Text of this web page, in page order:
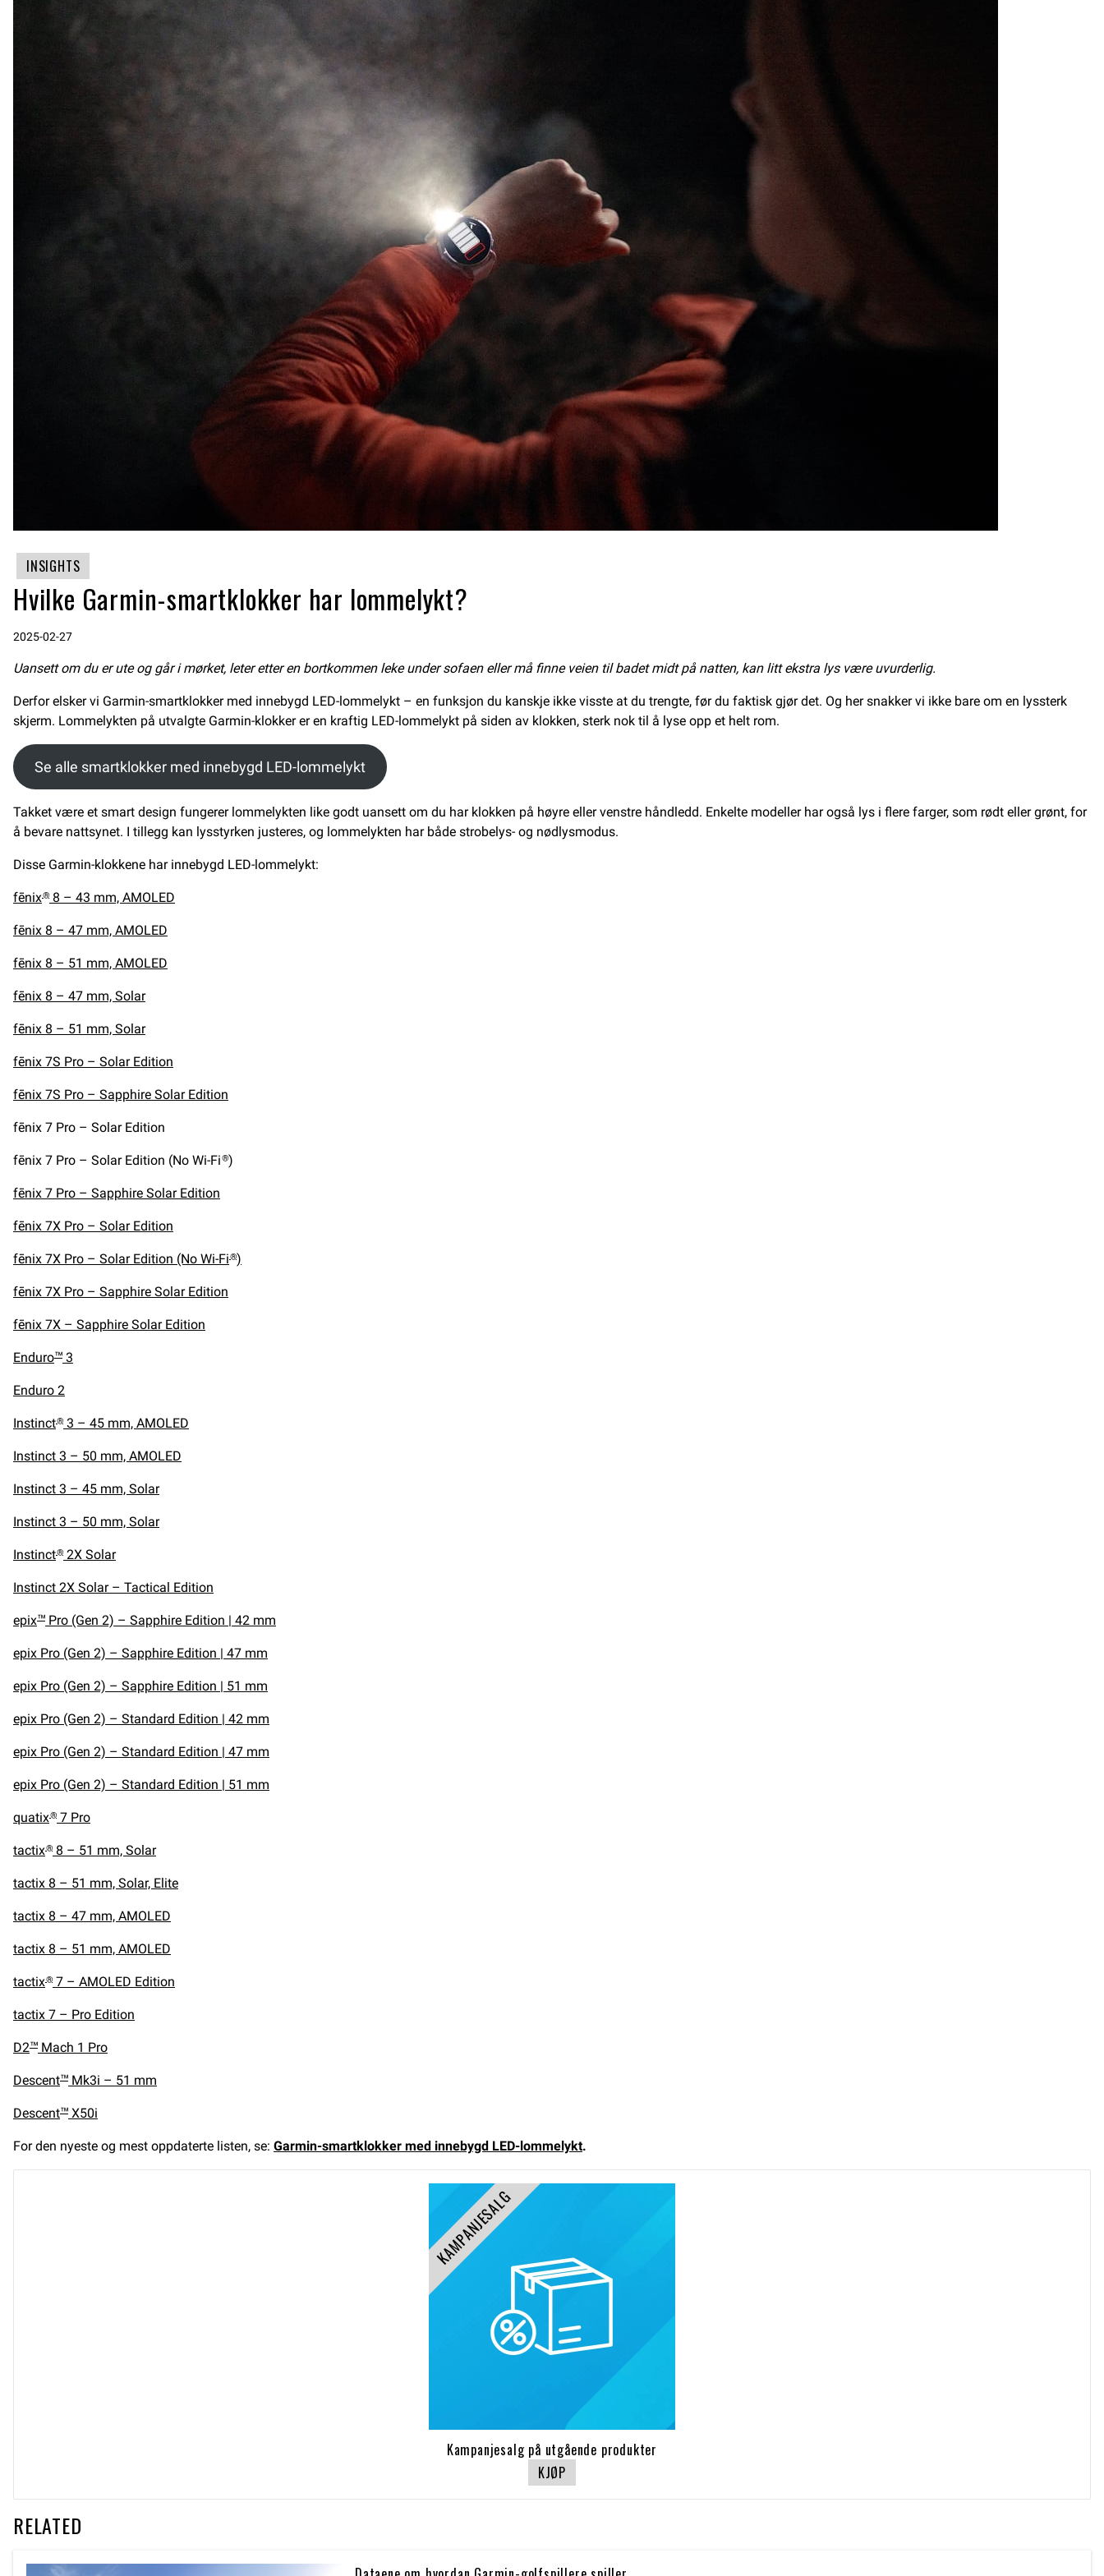
INSIGHTS
Hvilke Garmin-smartklokker har lommelykt?
2025-02-27
Uansett om du er ute og går i mørket, leter etter en bortkommen leke under sofaen eller må finne veien til badet midt på natten, kan litt ekstra lys være uvurderlig.
Derfor elsker vi Garmin-smartklokker med innebygd LED-lommelykt – en funksjon du kanskje ikke visste at du trengte, før du faktisk gjør det. Og her snakker vi ikke bare om en lyssterk
skjerm. Lommelykten på utvalgte Garmin-klokker er en kraftig LED-lommelykt på siden av klokken, sterk nok til å lyse opp et helt rom.
Se alle smartklokker med innebygd LED-lommelykt
Takket være et smart design fungerer lommelykten like godt uansett om du har klokken på høyre eller venstre håndledd. Enkelte modeller har også lys i flere farger, som rødt eller grønt, for
å bevare nattsynet. I tillegg kan lysstyrken justeres, og lommelykten har både strobelys- og nødlysmodus.
Disse Garmin-klokkene har innebygd LED-lommelykt:
fēnix® 8 – 43 mm, AMOLED
fēnix 8 – 47 mm, AMOLED
fēnix 8 – 51 mm, AMOLED
fēnix 8 – 47 mm, Solar
fēnix 8 – 51 mm, Solar
fēnix 7S Pro – Solar Edition
fēnix 7S Pro – Sapphire Solar Edition
fēnix 7 Pro – Solar Edition
fēnix 7 Pro – Solar Edition (No Wi-Fi ®)
fēnix 7 Pro – Sapphire Solar Edition
fēnix 7X Pro – Solar Edition
fēnix 7X Pro – Solar Edition (No Wi-Fi ®)
fēnix 7X Pro – Sapphire Solar Edition
fēnix 7X – Sapphire Solar Edition
Enduro™ 3
Enduro 2
Instinct® 3 – 45 mm, AMOLED
Instinct 3 – 50 mm, AMOLED
Instinct 3 – 45 mm, Solar
Instinct 3 – 50 mm, Solar
Instinct® 2X Solar
Instinct 2X Solar – Tactical Edition
epix™ Pro (Gen 2) – Sapphire Edition | 42 mm
epix Pro (Gen 2) – Sapphire Edition | 47 mm
epix Pro (Gen 2) – Sapphire Edition | 51 mm
epix Pro (Gen 2) – Standard Edition | 42 mm
epix Pro (Gen 2) – Standard Edition | 47 mm
epix Pro (Gen 2) – Standard Edition | 51 mm
quatix® 7 Pro
tactix® 8 – 51 mm, Solar
tactix 8 – 51 mm, Solar, Elite
tactix 8 – 47 mm, AMOLED
tactix 8 – 51 mm, AMOLED
tactix® 7 – AMOLED Edition
tactix 7 – Pro Edition
D2™ Mach 1 Pro
Descent™ Mk3i – 51 mm
Descent™ X50i
For den nyeste og mest oppdaterte listen, se: Garmin-smartklokker med innebygd LED-lommelykt.
KAMPANJESALG
Kampanjesalg på utgående produkter
KJØP
RELATED